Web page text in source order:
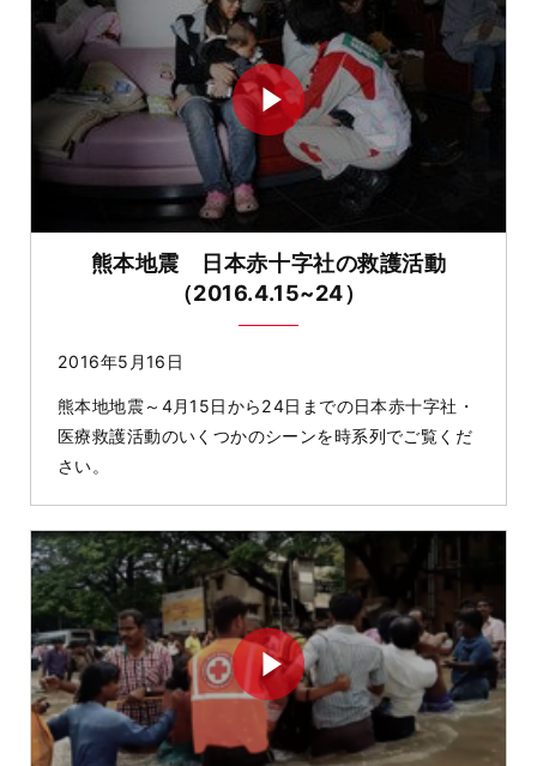
熊本地震 日本赤十字社の救護活動
（2016.4.15~24）
2016年5月16日
熊本地地震～4月15日から24日までの日本赤十字社・
医療救護活動のいくつかのシーンを時系列でご覧くだ
さい。